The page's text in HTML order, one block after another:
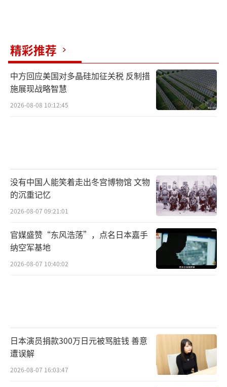
精彩推荐
中方回应美国对多晶硅加征关税 反制措
施展现战略智慧
2026-08-08 10:12:45
没有中国人能笑着走出冬宫博物馆 文物
的沉重记忆
2026-08-07 09:21:01
官媒盛赞“东风浩荡”，点名日本嘉手
纳空军基地
2026-08-07 10:40:02
日本演员捐款300万日元被骂脏钱 善意
遭误解
2026-08-07 16:03:47